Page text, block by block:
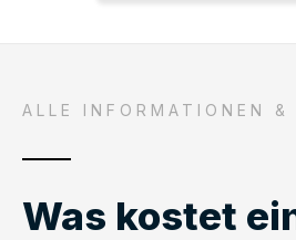
ALLE INFORMATIONEN &
Was kostet